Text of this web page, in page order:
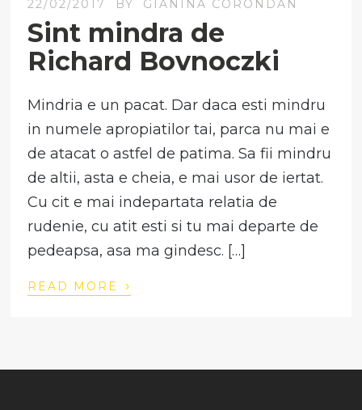
22/02/2017 BY GIANINA CORONDAN
Sint mindra de
Richard Bovnoczki
Mindria e un pacat. Dar daca esti mindru
in numele apropiatilor tai, parca nu mai e
de atacat o astfel de patima. Sa fii mindru
de altii, asta e cheia, e mai usor de iertat.
Cu cit e mai indepartata relatia de
rudenie, cu atit esti si tu mai departe de
pedeapsa, asa ma gindesc. […]
READ MORE ›